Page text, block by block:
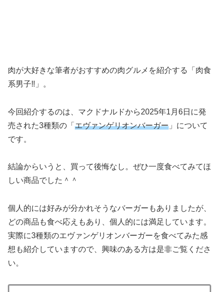
肉が大好きな筆者がおすすめの肉グルメを紹介する「肉食
系男子‼︎」。
今回紹介するのは、マクドナルドから2025年1月6日に発
売された3種類の「 エヴァンゲリオンバーガー 」について
です。
結論からいうと、買って後悔なし。ぜひ一度食べてみてほ
しい商品でした＾＾
個人的には好みが分かれそうなバーガーもありましたが、
どの商品も食べ応えもあり、個人的には満足しています。
実際に3種類のエヴァンゲリオンバーガーを食べてみた感
想も紹介していますので、興味のある方は是非ご覧くださ
い。